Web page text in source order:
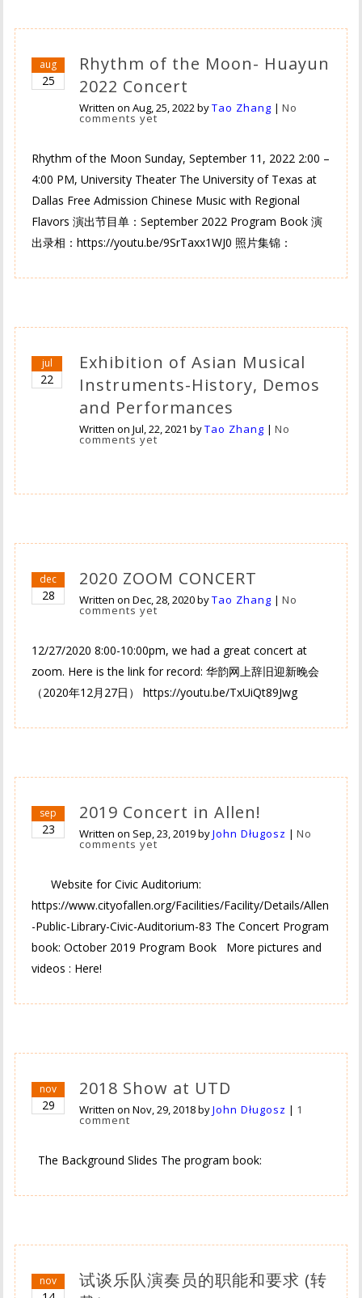
aug
25
Rhythm of the Moon- Huayun
2022 Concert
Written onAug, 25, 2022 byTao Zhang |No
comments yet
Rhythm of the Moon Sunday, September 11, 2022 2:00 –
4:00 PM, University Theater The University of Texas at
Dallas Free Admission Chinese Music with Regional
Flavors 演出节目单：September 2022 Program Book 演
出录相：https://youtu.be/9SrTaxx1WJ0 照片集锦：
jul
22
Exhibition of Asian Musical
Instruments-History, Demos
and Performances
Written onJul, 22, 2021 byTao Zhang |No
comments yet
dec
28
2020 ZOOM CONCERT
Written onDec, 28, 2020byTao Zhang |No
comments yet
12/27/2020 8:00-10:00pm, we had a great concert at
zoom. Here is the link for record: 华韵网上辞旧迎新晚会
（2020年12月27日） https://youtu.be/TxUiQt89Jwg
sep
23
2019 Concert in Allen!
Written on Sep, 23, 2019byJohn Długosz |No
comments yet
Website for Civic Auditorium:
https://www.cityofallen.org/Facilities/Facility/Details/Allen
-Public-Library-Civic-Auditorium-83 The Concert Program
book: October 2019 Program Book More pictures and
videos : Here!
nov
29
2018 Show at UTD
Written onNov, 29, 2018byJohn Długosz | 1
comment
The Background Slides The program book:
nov
试谈乐队演奏员的职能和要求 (转